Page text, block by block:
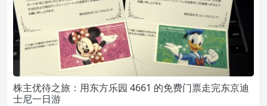
株主优待之旅：用东方乐园 4661 的免费门票走完东京迪
士尼一日游